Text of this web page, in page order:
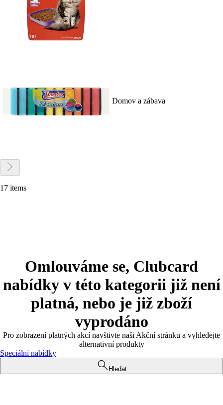
Domov a zábava
17 items
Omlouváme se, Clubcard
nabídky v této kategorii již není
platná, nebo je již zboží
vyprodáno
Pro zobrazení platných akcí navštivte naši Akční stránku a vyhledejte
alternativní produkty
Speciální nabídky
Hledat